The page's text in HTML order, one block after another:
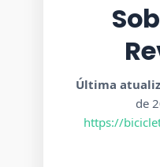
Última
de
https://